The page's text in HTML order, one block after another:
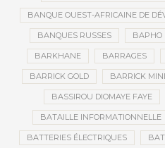
BANQUE OUEST-AFRICAINE DE
BANQUES RUSSES BAPHO
BARKHANE BARRAGES
BARRICK GOLD BARRICK
BASSIROU DIOMAYE FAYE
BATAILLE INFORMATIONNELLE
BATTERIES ÉLECTRIQUES